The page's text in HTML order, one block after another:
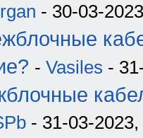
- 30-03-
- Vasiles -
- 31-03-